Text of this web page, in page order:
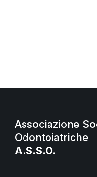
Associazione
Odontoiatriche
A.S.S.O.